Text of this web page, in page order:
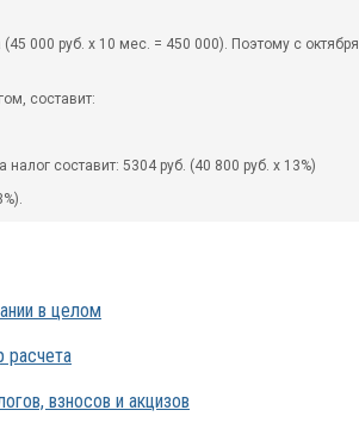
000 руб. х 10 мес. = 450 000). Поэтому с октября
составит:
составит: 5304 руб. (40 800 руб. х 13%)
в целом
взносов и акцизов